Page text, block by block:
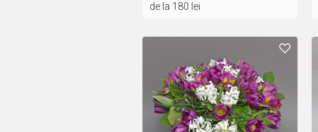
de la 180 lei